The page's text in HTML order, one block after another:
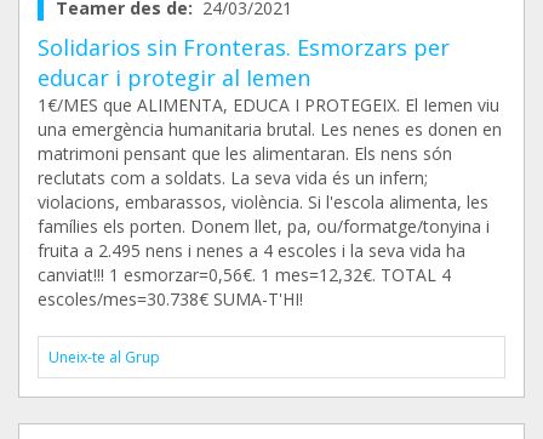
Teamer des de: 24/03/2021
Solidarios sin Fronteras. Esmorzars per
educar i protegir al Iemen
1€/MES que ALIMENTA, EDUCA I PROTEGEIX. El Iemen viu
una emergència humanitaria brutal. Les nenes es donen en
matrimoni pensant que les alimentaran. Els nens són
reclutats com a soldats. La seva vida és un infern;
violacions, embarassos, violència. Si l'escola alimenta, les
famílies els porten. Donem llet, pa, ou/formatge/tonyina i
fruita a 2.495 nens i nenes a 4 escoles i la seva vida ha
canviat!!! 1 esmorzar=0,56€. 1 mes=12,32€. TOTAL 4
escoles/mes=30.738€ SUMA-T'HI!
Uneix-te al Grup